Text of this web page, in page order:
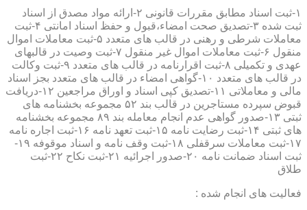
۱-ثبت اسناد مطابق مقررات قانونی ۲-ارائه مواد مصدق از اسناد
ثبت شده ۳-تصدیق صحت امضاء،قبول و حفظ اسناد امانتی ۴-ثبت
معاملات شرطی و رهنی در قالب های متعدد ۵-ثبت معاملات اموال
منقول ۶-ثبت معاملات اموال غیر منقول ۷-ثبت وصیت در قالبهای
عهدی و تکمیلی ۸-ثبت اقرارنامه در قالب های متعدد ۹-ثبت وکالت
در قالب های متعدد ۱۰-گواهی امضاء در قالب های متعدد بجز اسناد
مالی و معاملاتی ۱۱-تصدیق کپی اسناد و اوراق مراجعین ۱۲-دریافت
قبوض سپرده مستاجرین در قالب بند ۵۲ مجموعه بخشنامه های
ثبتی ۱۳-صدور گواهی عدم انجام معامله بند ۸۹ مجموعه بخشنامه
های ثبتی ۱۴-ثبت رضایت نامه ۱۵-ثبت تعهد نامه ۱۶-ثبت اجاره نامه
۱۷-ثبت معاملات سرقفلی ۱۸-ثبت وقف نامه و اسناد موقوفه ۱۹-
ثبت اسناد ضمانت نامه ۲۰-صدور اجرائیه ۲۱-ثبت نکاح ۲۲-ثبت
طلاق
فعالیت های انجام شده :